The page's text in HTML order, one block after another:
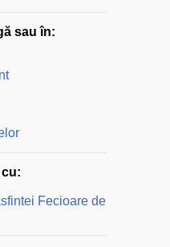
sau în:
Fecioare de